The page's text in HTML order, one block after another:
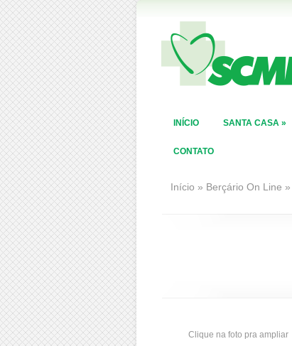
INÍCIO SANTA CASA »
CONTATO
Início » Berçário On Line »
Clique na foto pra ampliar